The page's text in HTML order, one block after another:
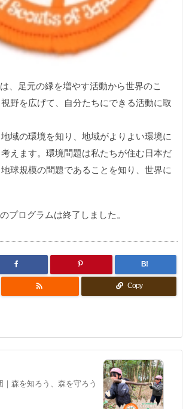
、足元の緑を増やす活動から世界のこ
野を広げて、自分たちにできる活動に取
域の環境を知り、地域がよりよい環境に
えます。環境問題は私たちが住む日本だ
球規模の問題であることを知り、世界に
プログラムは終了しました。
B!
 Copy
｜森を知ろう、森を守ろう